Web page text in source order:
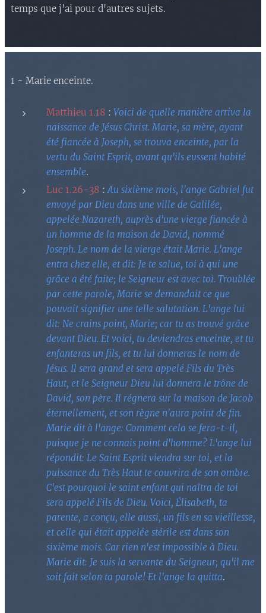
temps que j'ai pour d'autres sujets.
1 - Marie enceinte.
Matthieu 1.18 : Voici de quelle manière arriva la
naissance de Jésus Christ. Marie, sa mère, ayant
été fiancée à Joseph, se trouva enceinte, par la
vertu du Saint Esprit, avant qu'ils eussent habité
ensemble.
Luc 1.26-38 :Au sixième mois, l'ange Gabriel fut
envoyé par Dieu dans une ville de Galilée,
appelée Nazareth, auprès d'une vierge fiancée à
un homme de la maison de David, nommé
Joseph. Le nom de la vierge était Marie. L'ange
entra chez elle, et dit: Je te salue, toi à qui une
grâce a été faite; le Seigneur est avec toi. Troublée
par cette parole, Marie se demandait ce que
pouvait signifier une telle salutation. L'ange lui
dit: Ne crains point, Marie; car tu as trouvé grâce
devant Dieu. Et voici, tu deviendras enceinte, et tu
enfanteras un fils, et tu lui donneras le nom de
Jésus. Il sera grand et sera appelé Fils du Très
Haut, et le Seigneur Dieu lui donnera le trône de
David, son père. Il régnera sur la maison de Jacob
éternellement, et son règne n'aura point de fin.
Marie dit à l'ange: Comment cela se fera-t-il,
puisque je ne connais point d'homme? L'ange lui
répondit: Le Saint Esprit viendra sur toi, et la
puissance du Très Haut te couvrira de son ombre.
C'est pourquoi le saint enfant qui naîtra de toi
sera appelé Fils de Dieu. Voici, Élisabeth, ta
parente, a conçu, elle aussi, un fils en sa vieillesse,
et celle qui était appelée stérile est dans son
sixième mois. Car rien n'est impossible à Dieu.
Marie dit: Je suis la servante du Seigneur; qu'il me
soit fait selon ta parole! Et l'ange la quitta.